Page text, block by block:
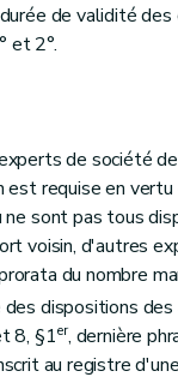
de validité des
et 2°.
de société
requise en
ne sont pas tous
voisin, d'autres
du nombre
des dispositions
8, §1er, dernière
au registre